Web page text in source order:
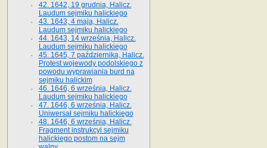
42. 1642, 19 grudnia, Halicz.
Laudum sejmiku halickiego
43. 1643, 4 maja, Halicz.
Laudum sejmiku halickiego
44. 1643, 14 września, Halicz.
Laudum sejmiku halickiego
45. 1645, 7 października, Halicz.
Protest wojewody podolskiego z
powodu wyprawiania burd na
sejmiku halickim
46. 1646, 6 września, Halicz.
Laudum sejmiku halickiego
47. 1646, 6 września, Halicz.
Uniwersał sejmiku halickiego
48. 1646, 6 września, Halicz.
Fragment instrukcyi sejmiku
halickiego postom na sejm